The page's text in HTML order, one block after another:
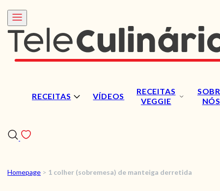
RECEITAS VÍDEOS
RECEITAS
VEGGIE
NÓS
RECEITAS
Homepage > 1 colher (sobremesa) de manteiga derretida